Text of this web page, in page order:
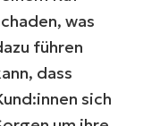
was
führen
dass
sich